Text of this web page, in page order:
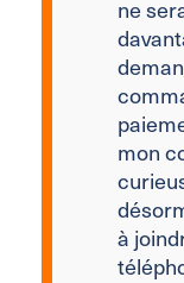
ne
mon
à